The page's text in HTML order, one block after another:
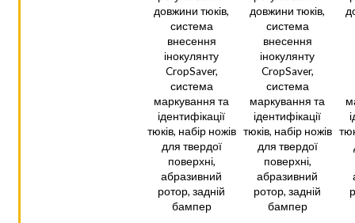
довжини тюків,
система
внесення
інокулянту
CropSaver,
система
маркування та
ідентифікації
тюків, набір ножів
для твердої
поверхні,
абразивний
ротор, задній
бампер
довжини тюків,
система
внесення
інокулянту
CropSaver,
система
маркування та
ідентифікації
тюків, набір ножів
для твердої
поверхні,
абразивний
ротор, задній
бампер